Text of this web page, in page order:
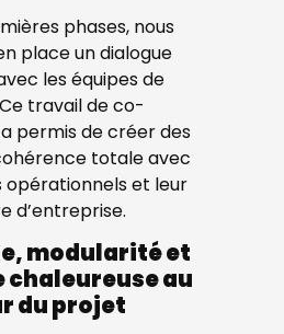
phases, nous
place un dialogue
les équipes de
travail de co-
permis de créer des
totale avec
opérationnels et leur
d’entreprise.
modularité et
chaleureuse au
du projet